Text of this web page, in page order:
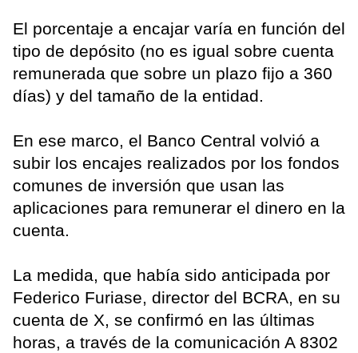
El porcentaje a encajar varía en función del
tipo de depósito (no es igual sobre cuenta
remunerada que sobre un plazo fijo a 360
días) y del tamaño de la entidad.
En ese marco, el Banco Central volvió a
subir los encajes realizados por los fondos
comunes de inversión que usan las
aplicaciones para remunerar el dinero en la
cuenta.
La medida, que había sido anticipada por
Federico Furiase, director del BCRA, en su
cuenta de X, se confirmó en las últimas
horas, a través de la comunicación A 8302